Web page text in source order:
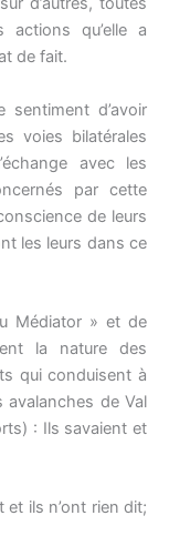
qu’elle a
de fait.
d’avoir
voies bilatérales
avec les
par cette
de leurs
les leurs dans ce
Médiator » et de
la nature des
qui conduisent à
de Val
: Ils savaient et
et ils n’ont rien dit;